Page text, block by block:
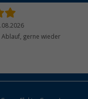
gerne wieder